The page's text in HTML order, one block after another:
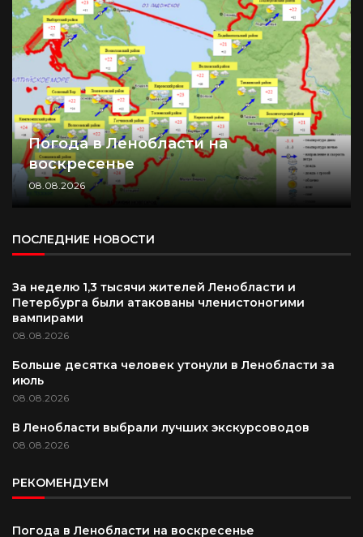
Погода в Ленобласти на
воскресенье
08.08.2026
ПОСЛЕДНИЕ НОВОСТИ
За неделю 1,3 тысячи жителей Ленобласти и
Петербурга были атакованы членистоногими
вампирами
08.08.2026
Больше десятка человек утонули в Ленобласти за
июль
08.08.2026
В Ленобласти выбрали лучших экскурсоводов
08.08.2026
РЕКОМЕНДУЕМ
Погода в Ленобласти на воскресенье